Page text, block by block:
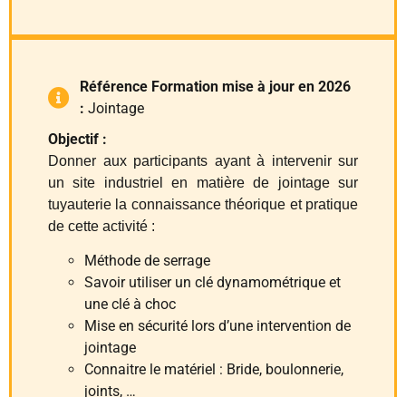
Référence Formation mise à jour en 2026
: Jointage
Objectif :
Donner aux participants ayant à intervenir sur
un site industriel en matière de jointage sur
tuyauterie la connaissance théorique et pratique
de cette activité :
Méthode de serrage
Savoir utiliser un clé dynamométrique et
une clé à choc
Mise en sécurité lors d’une intervention de
jointage
Connaitre le matériel : Bride, boulonnerie,
joints, …